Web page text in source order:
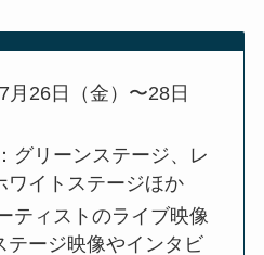
月26日（金）〜28日
：グリーンステージ、レ
ワイトステージほか
ティストのライブ映像
テージ映像やインタビ